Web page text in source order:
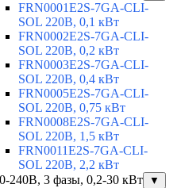
FRN0001E2S-7GA-CLI-
SOL 220В, 0,1 кВт
FRN0002E2S-7GA-CLI-
SOL 220В, 0,2 кВт
FRN0003E2S-7GA-CLI-
SOL 220В, 0,4 кВт
FRN0005E2S-7GA-CLI-
SOL 220В, 0,75 кВт
FRN0008E2S-7GA-CLI-
SOL 220В, 1,5 кВт
FRN0011E2S-7GA-CLI-
SOL 220В, 2,2 кВт
240В, 3 фазы, 0,2-30 кВт
▼